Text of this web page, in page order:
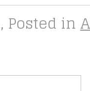
, Posted in